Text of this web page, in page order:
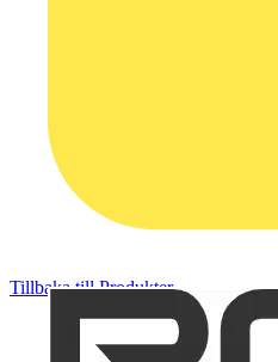
Tillbaka till Produkter